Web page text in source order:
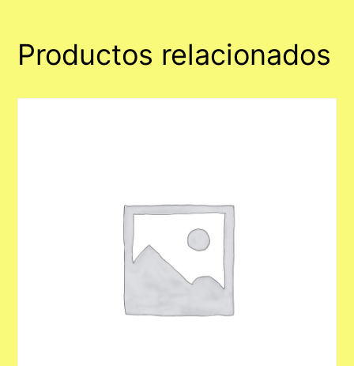
Productos relacionados